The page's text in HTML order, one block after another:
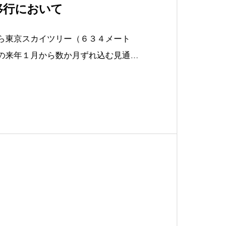
において
東京スカイツリー（６３４メート
年１月から数か月ずれ込む見通し